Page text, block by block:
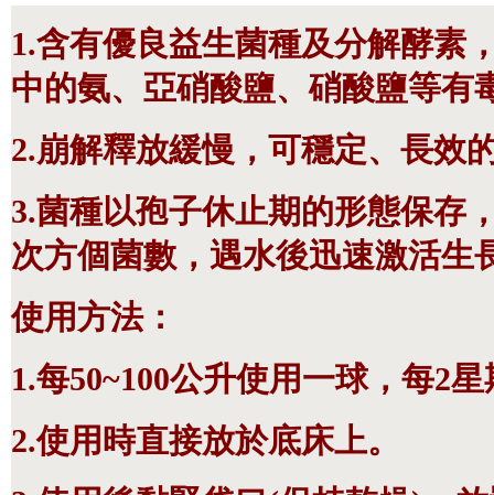
1.含有優良益生菌種及分解酵素
中的氨、亞硝酸鹽、硝酸鹽等有
2.崩解釋放緩慢，可穩定、長效
3.菌種以孢子休止期的形態保存
次方個菌數，遇水後迅速激活生
使用方法：
1.每50~100公升使用一球，每2
2.使用時直接放於底床上。